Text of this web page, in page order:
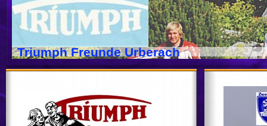
Triumph Freunde Urberach